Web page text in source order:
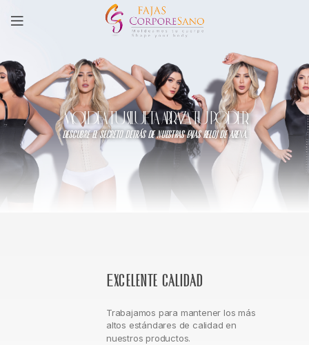
MOLDEA TU SILUETA, ABRAZA TU PODER
descubre el secreto detrás de nuestras fajas reloj de arena.
Excelente calidad
Trabajamos para mantener los más
altos estándares de calidad en
nuestros productos.